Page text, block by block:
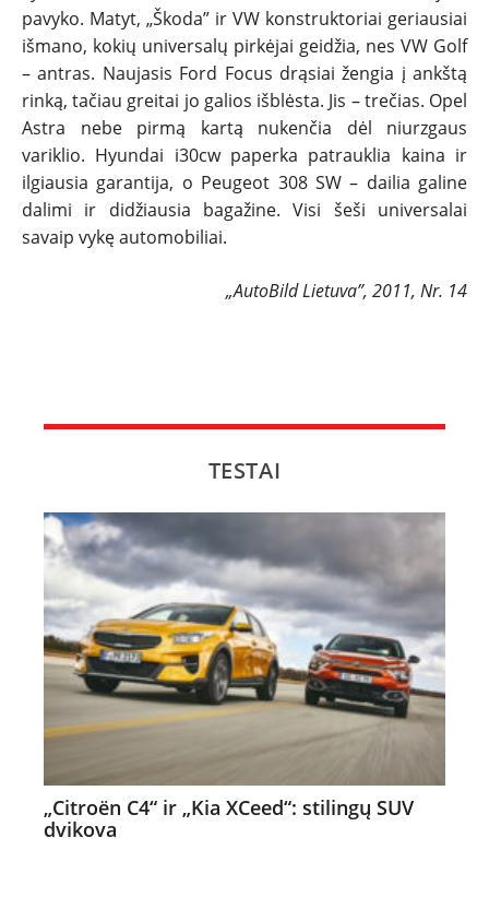
pavyko. Matyt, „Škoda” ir VW konstruktoriai geriausiai
išmano, kokių universalų pirkėjai geidžia, nes VW Golf
– antras. Naujasis Ford Focus drąsiai žengia į ankštą
rinką, tačiau greitai jo galios išblėsta. Jis – trečias. Opel
Astra nebe pirmą kartą nukenčia dėl niurzgaus
variklio. Hyundai i30cw paperka patrauklia kaina ir
ilgiausia garantija, o Peugeot 308 SW – dailia galine
dalimi ir didžiausia bagažine. Visi šeši universalai
savaip vykę automobiliai.
„AutoBild Lietuva”, 2011, Nr. 14
TESTAI
„Citroën C4“ ir „Kia XCeed“: stilingų SUV
dvikova